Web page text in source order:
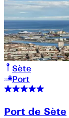
Sète
Port
Port de Sète